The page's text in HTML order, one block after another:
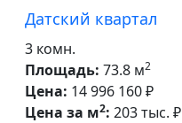
Датский квартал
3 комн.
Площадь: 73.8 м2
Цена: 14 996 160 ₽
Цена за м2: 203 тыс. ₽